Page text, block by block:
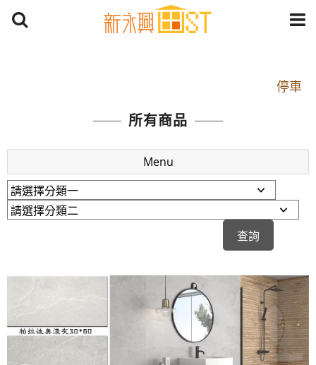
停車
捷運： 中和線【頂溪站 2 號出口】往中山路1段139
原Line已滿 無法加Line好友 請親愛的客戶加入
LINE官方帳號@a0975005573
開車：中山路1段 到永平路路口(樂華夜市口)門口可
停車
捷運： 中和線【頂溪站 2 號出口】往中山路1段139
原Line已滿 無法加Line好友 請親愛的客戶加入
LINE官方帳號@a0975005573
所有商品
Menu